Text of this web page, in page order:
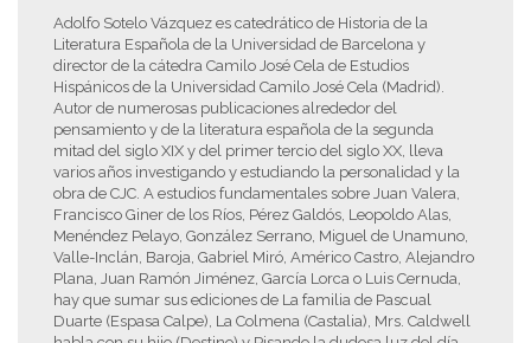
Adolfo Sotelo Vázquez es catedrático de Historia de la
Literatura Española de la Universidad de Barcelona y
director de la cátedra Camilo José Cela de Estudios
Hispánicos de la Universidad Camilo José Cela (Madrid).
Autor de numerosas publicaciones alrededor del
pensamiento y de la literatura española de la segunda
mitad del siglo XIX y del primer tercio del siglo XX, lleva
varios años investigando y estudiando la personalidad y la
obra de CJC. A estudios fundamentales sobre Juan Valera,
Francisco Giner de los Ríos, Pérez Galdós, Leopoldo Alas,
Menéndez Pelayo, González Serrano, Miguel de Unamuno,
Valle-Inclán, Baroja, Gabriel Miró, Américo Castro, Alejandro
Plana, Juan Ramón Jiménez, García Lorca o Luis Cernuda,
hay que sumar sus ediciones de La familia de Pascual
Duarte (Espasa Calpe), La Colmena (Castalia), Mrs. Caldwell